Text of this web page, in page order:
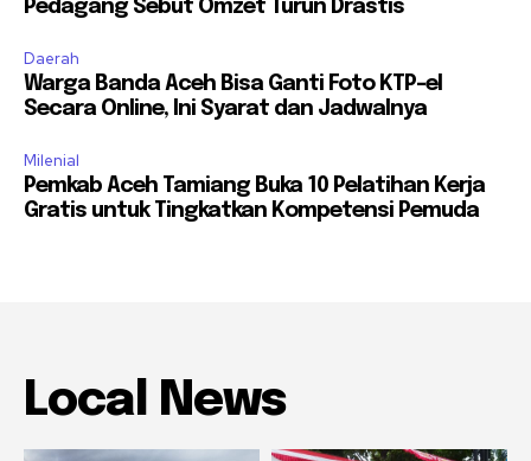
Pedagang Sebut Omzet Turun Drastis
Daerah
Warga Banda Aceh Bisa Ganti Foto KTP-el
Secara Online, Ini Syarat dan Jadwalnya
Milenial
Pemkab Aceh Tamiang Buka 10 Pelatihan Kerja
Gratis untuk Tingkatkan Kompetensi Pemuda
Local News